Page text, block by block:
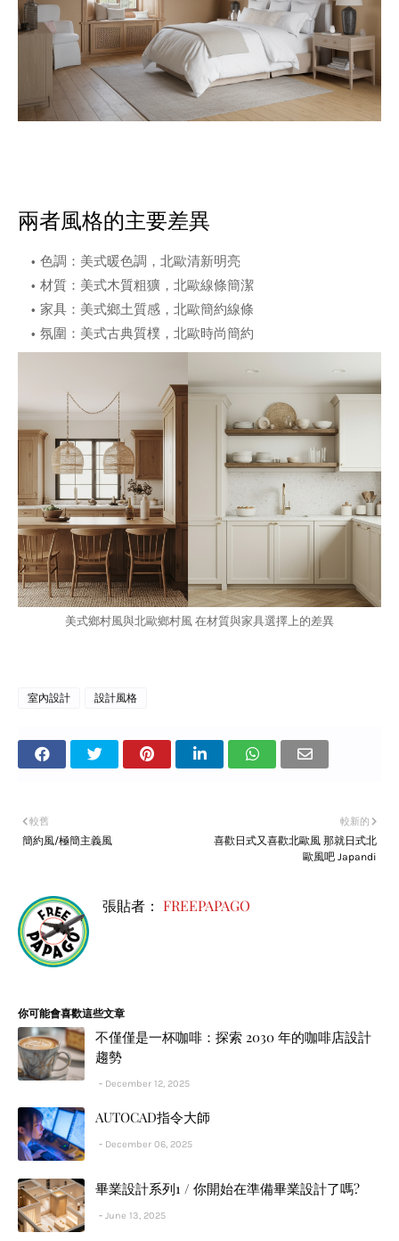
兩者風格的主要差異
色調：美式暖色調，北歐清新明亮
材質：美式木質粗獷，北歐線條簡潔
家具：美式鄉土質感，北歐簡約線條
氛圍：美式古典質樸，北歐時尚簡約
美式鄉村風與北歐鄉村風 在材質與家具選擇上的差異
室內設計 設計風格
較新的
喜歡日式又喜歡北歐風 那就日式北
歐風吧 Japandi
較舊
簡約風/極簡主義風
張貼者： FREEPAPAGO
你可能會喜歡這些文章
不僅僅是一杯咖啡：探索 2030 年的咖啡店設計
趨勢
December 12, 2025
AUTOCAD指令大師
December 06, 2025
畢業設計系列1 / 你開始在準備畢業設計了嗎?
June 13, 2025